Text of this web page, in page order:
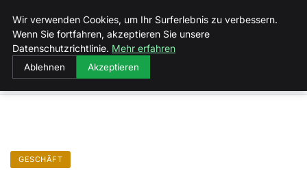
Malzminden
Startseite Geschäft Karrierewege im digitalen Zeitalter
GESCHÄFT
Wir verwenden Cookies, um Ihr Surferlebnis zu verbessern.
Wenn Sie fortfahren, akzeptieren Sie unsere
Datenschutzrichtlinie. Mehr erfahren
Ablehnen Akzeptieren